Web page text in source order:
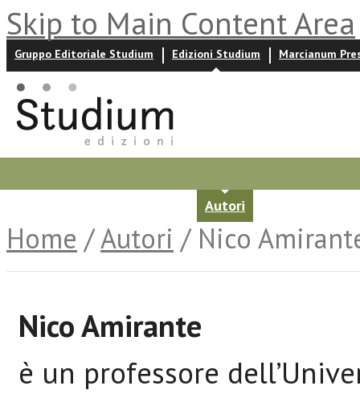
Skip to Main Content Area
Gruppo Editoriale Studium Edizioni Studium Marcianum
Autori
Home /Autori / Nico
Nico Amirante
è un professore